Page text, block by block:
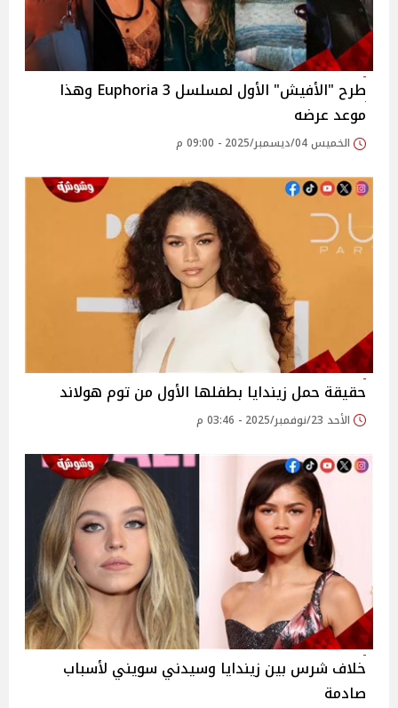
طرح "الأفيش" الأول لمسلسل 3 Euphoria وهذا
موعد عرضه
الخميس 04/ديسمبر/2025 - 09:00 م
حقيقة حمل زيندايا بطفلها الأول من توم هولاند
الأحد 23/نوفمبر/2025 - 03:46 م
خلاف شرس بين زيندايا وسيدني سويني لأسباب
صادمة